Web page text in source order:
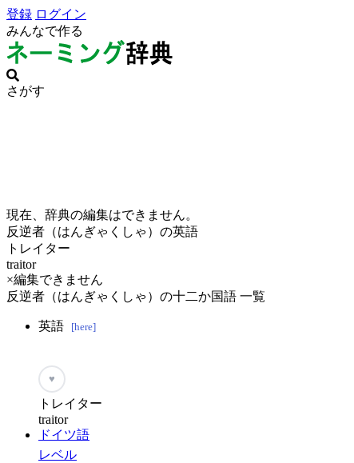
登録 ログイン
みんなで作る
さがす
現在、辞典の編集はできません。
反逆者（はんぎゃくしゃ）の英語
トレイター
traitor
×編集できません
反逆者（はんぎゃくしゃ）の十二か国語 一覧
英語 [here]
♥
トレイター
traitor
ドイツ語
レベル